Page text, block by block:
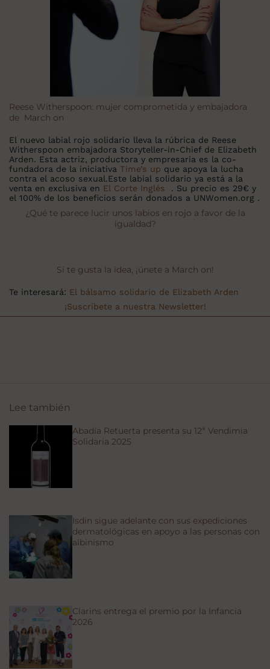
Reese Witherspoon: mujer comprometida y embajadora
de March on
El nuevo labial rojo solidario lleva la rúbrica de Reese
Witherspoon embajadora Storyteller-in-Chief de Elizabeth
Arden. Esta actriz, productora y empresaria es la co-
fundadora de la iniciativa Time’s up que apoya la lucha
contra el acoso sexual.Este labial solidario ya está a la
venta en exclusiva en El Corte Inglés
. Su precio es 29€ y
el 100% de los beneficios serán donados a UNWomen.org .
¿Qué te parece lucir unos labios en rojo a favor de la
igualdad?
Si te gusta la idea, ¡únete a March on!
Te interesará: El bálsamo solidario de Elizabeth Arden
¡Suscríbete a nuestra Newsletter!
Lee también
Abadía Retuerta presenta su 12ª Vendimia
Solidaria 2025
Isdin sigue adelante con sus expediciones
dermatológicas en apoyo a las personas con
albinismo
Clarins entrega el premio por la Infancia
2026